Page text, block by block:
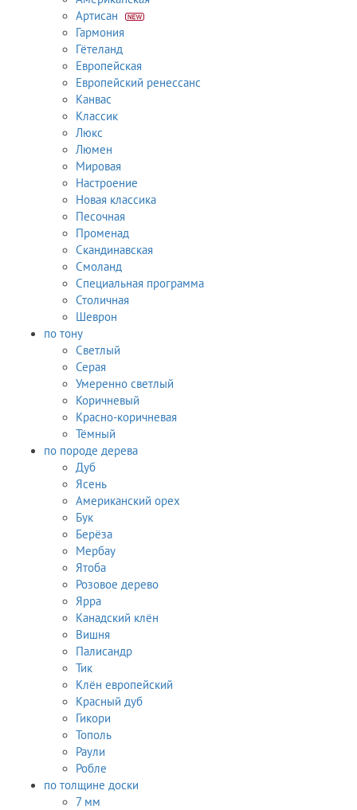
Артисан
Гармония
Гётеланд
Европейская
Европейский ренессанс
Канвас
Классик
Люкс
Люмен
Мировая
Настроение
Новая классика
Песочная
Променад
Скандинавская
Смоланд
Специальная программа
Столичная
Шеврон
по тону
Светлый
Серая
Умеренно светлый
Коричневый
Красно-коричневая
Тёмный
по породе дерева
Дуб
Ясень
Американский орех
Бук
Берёза
Мербау
Ятоба
Розовое дерево
Ярра
Канадский клён
Вишня
Палисандр
Тик
Клён европейский
Красный дуб
Гикори
Тополь
Раули
Робле
по толщине доски
7 мм